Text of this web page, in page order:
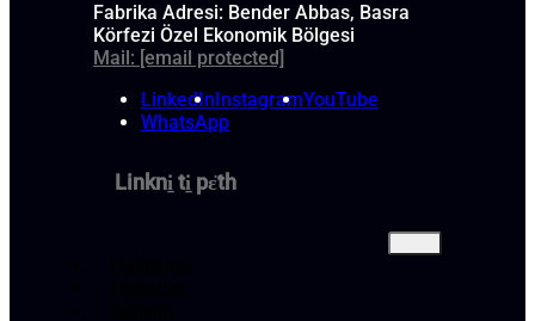
Fabrika Adresi: Bender Abbas, Basra
Körfezi Özel Ekonomik Bölgesi
Mail: [email protected]
LinkedInInstagramYouTube
WhatsApp
Linkni̱ ti̱ pɛ̈th